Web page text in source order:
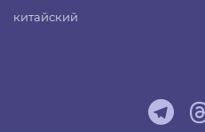
китайский